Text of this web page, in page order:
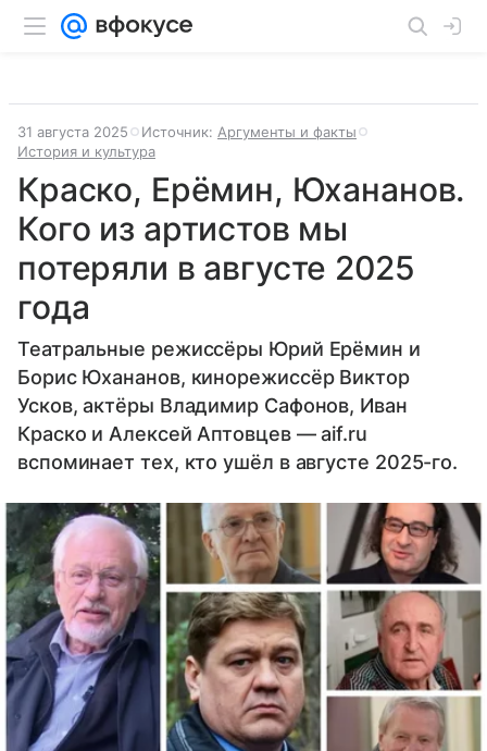
31 августа 2025 Источник: Аргументы и факты
История и культура
Краско, Ерёмин, Юхананов.
Кого из артистов мы
потеряли в августе 2025
года
Театральные режиссёры Юрий Ерёмин и
Борис Юхананов, кинорежиссёр Виктор
Усков, актёры Владимир Сафонов, Иван
Краско и Алексей Аптовцев — aif.ru
вспоминает тех, кто ушёл в августе 2025-го.